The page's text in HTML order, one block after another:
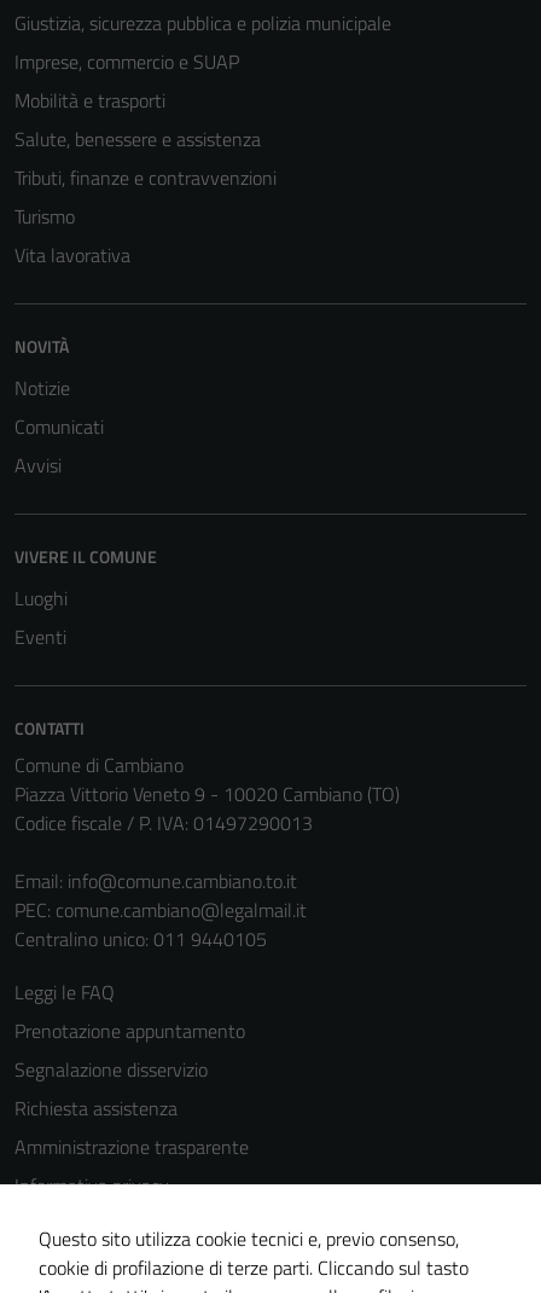
Giustizia, sicurezza pubblica e polizia municipale
Imprese, commercio e SUAP
Mobilità e trasporti
Salute, benessere e assistenza
Tributi, finanze e contravvenzioni
Turismo
Vita lavorativa
NOVITÀ
Notizie
Comunicati
Avvisi
VIVERE IL COMUNE
Luoghi
Eventi
CONTATTI
Comune di Cambiano
Piazza Vittorio Veneto 9 - 10020 Cambiano (TO)
Codice fiscale / P. IVA: 01497290013
Email: info@comune.cambiano.to.it
PEC: comune.cambiano@legalmail.it
Centralino unico: 011 9440105
Leggi le FAQ
Prenotazione appuntamento
Segnalazione disservizio
Richiesta assistenza
Amministrazione trasparente
Informativa privacy
Cookie Policy
Note legali
Questo sito utilizza cookie tecnici e, previo consenso,
cookie di profilazione di terze parti. Cliccando sul tasto
funzionamento
non raccolgono